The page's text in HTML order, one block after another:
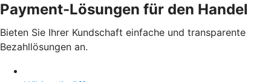
Payment-Lösungen für den Handel
Bieten Sie Ihrer Kundschaft einfache und transparente
Bezahllösungen an.